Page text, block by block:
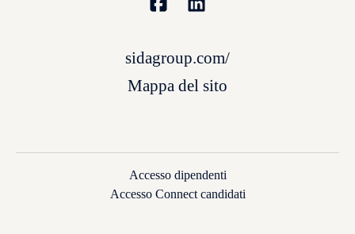
sidagroup.com/
Mappa del sito
Accesso dipendenti
Accesso Connect candidati